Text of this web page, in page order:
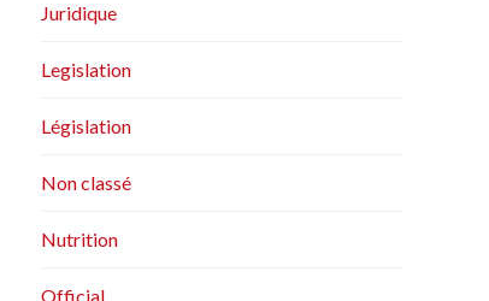
Juridique
Legislation
Législation
Non classé
Nutrition
Official